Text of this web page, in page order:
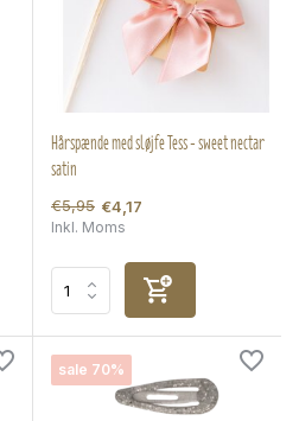
Hårspænde med sløjfe Tess - sweet nectar
satin
€5,95 €4,17
Inkl. Moms
sale 70%